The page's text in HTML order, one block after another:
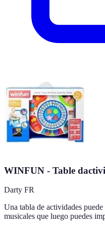
WINFUN - Table
Darty FR
Una tabla de actividades
musicales que luego puedes